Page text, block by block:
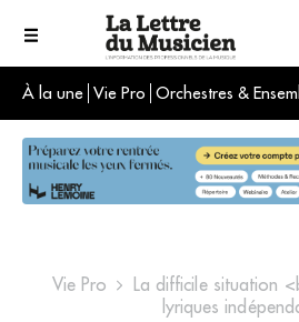
À la une Vie Pro Orchestres &L'info du jour
Le numéro du
International
Vie Pro
La difficile situation
lyriques